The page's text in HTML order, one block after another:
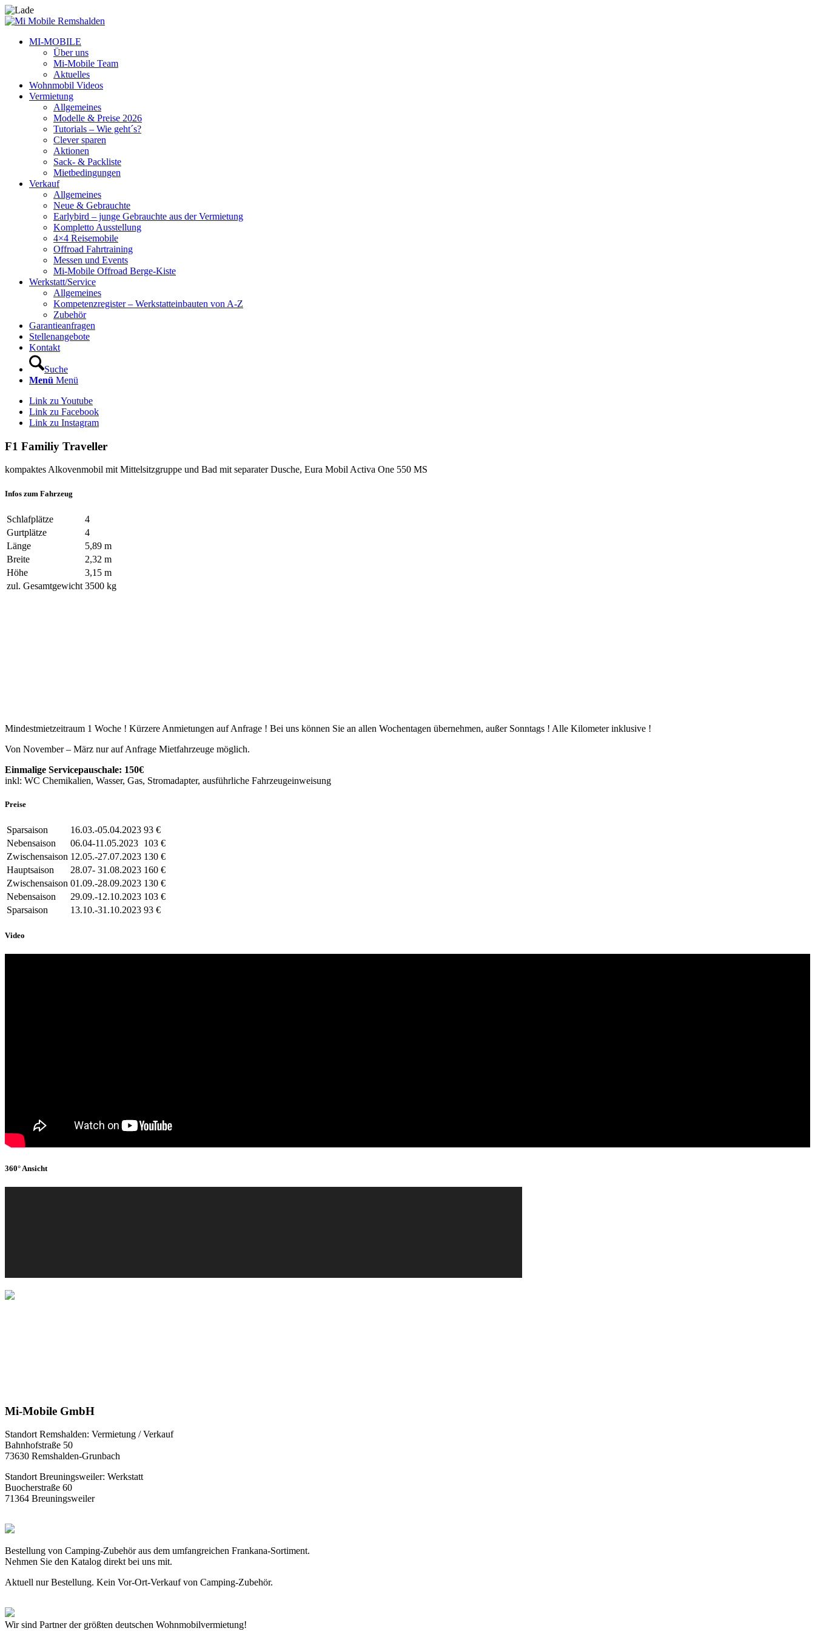
MI-MOBILE
Über uns
Mi-Mobile Team
Aktuelles
Wohnmobil Videos
Vermietung
Allgemeines
Modelle & Preise 2026
Tutorials – Wie geht´s?
Clever sparen
Aktionen
Sack- & Packliste
Mietbedingungen
Verkauf
Allgemeines
Neue & Gebrauchte
Earlybird – junge Gebrauchte aus der Vermietung
Kompletto Ausstellung
4×4 Reisemobile
Offroad Fahrtraining
Messen und Events
Mi-Mobile Offroad Berge-Kiste
Werkstatt/Service
Allgemeines
Kompetenzregister – Werkstatteinbauten von A-Z
Zubehör
Garantieanfragen
Stellenangebote
Kontakt
Suche
Menü Menü
Link zu Youtube
Link zu Facebook
Link zu Instagram
F1 Familiy Traveller
kompaktes Alkovenmobil mit Mittelsitzgruppe und Bad mit separater Dusche, Eura Mobil Activa One 550 MS
Infos zum Fahrzeug
Schlafplätze
4
Gurtplätze
4
Länge
5,89 m
Breite
2,32 m
Höhe
3,15 m
zul. Gesamtgewicht 3500 kg
Mindestmietzeitraum 1 Woche ! Kürzere Anmietungen auf Anfrage ! Bei uns können Sie an allen Wochentagen übernehmen, außer Sonntags ! Alle Kilometer inklusive !
Von November – März nur auf Anfrage Mietfahrzeuge möglich.
Einmalige Servicepauschale: 150€
inkl: WC Chemikalien, Wasser, Gas, Stromadapter, ausführliche Fahrzeugeinweisung
Preise
Sparsaison 16.03.-05.04.2023 93 €
Nebensaison
06.04-11.05.2023 103 €
Zwischensaison 12.05.-27.07.2023 130 €
Hauptsaison
28.07- 31.08.2023 160 €
Zwischensaison 01.09.-28.09.2023 130 €
Nebensaison
29.09.-12.10.2023 103 €
Sparsaison
13.10.-31.10.2023 93 €
Video
360° Ansicht
Mi-Mobile GmbH
Standort Remshalden: Vermietung / Verkauf
Bahnhofstraße 50
73630 Remshalden-Grunbach
Standort Breuningsweiler: Werkstatt
Buocherstraße 60
71364 Breuningsweiler
Bestellung von Camping-Zubehör aus dem umfangreichen Frankana-Sortiment.
Nehmen Sie den Katalog direkt bei uns mit.
Aktuell nur Bestellung. Kein Vor-Ort-Verkauf von Camping-Zubehör.
Wir sind Partner der größten deutschen Wohnmobilvermietung!